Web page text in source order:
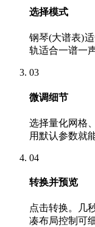
选择模式
钢琴(大谱表)
轨适合一谱一
03
微调细节
选择量化网格
用默认参数就
04
转换并预览
点击转换。几
凑布局控制可